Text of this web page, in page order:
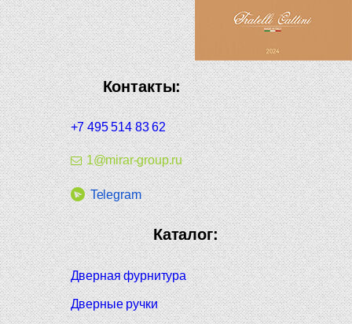
Контакты:
+7 495 514 83 62
1@mirar-group.ru
Telegram
Каталог:
Дверная фурнитура
Дверные ручки